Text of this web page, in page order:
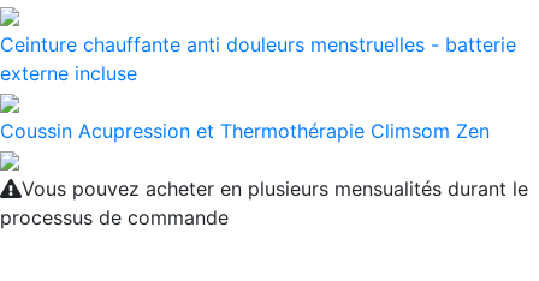
Ceinture chauffante anti douleurs menstruelles - batterie
externe incluse
Coussin Acupression et Thermothérapie Climsom Zen
Vous pouvez acheter en plusieurs mensualités durant le
processus de commande